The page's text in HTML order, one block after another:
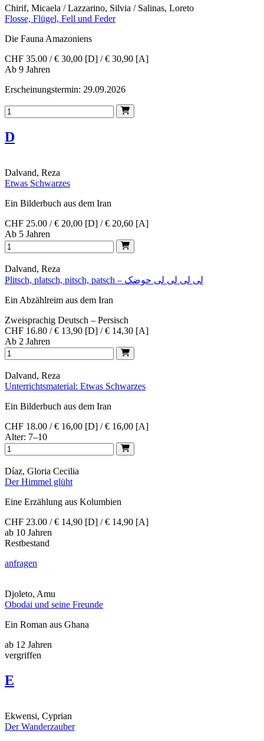
Chirif, Micaela / Lazzarino, Silvia / Salinas, Loreto
Flosse, Flügel, Fell und Feder
Die Fauna Amazoniens
CHF 35.00 / € 30,00 [D] / € 30,90 [A]
Ab 9 Jahren
Erscheinungstermin: 29.09.2026
D
Dalvand, Reza
Etwas Schwarzes
Ein Bilderbuch aus dem Iran
CHF 25.00 / € 20,00 [D] / € 20,60 [A]
Ab 5 Jahren
Dalvand, Reza
Plitsch, platsch, pitsch, patsch – لی لی لی لی حوضک
Ein Abzählreim aus dem Iran
Zweisprachig Deutsch – Persisch
CHF 16.80 / € 13,90 [D] / € 14,30 [A]
Ab 2 Jahren
Dalvand, Reza
Unterrichtsmaterial: Etwas Schwarzes
Ein Bilderbuch aus dem Iran
CHF 18.00 / € 16,00 [D] / € 16,00 [A]
Alter: 7–10
Díaz, Gloria Cecilia
Der Himmel glüht
Eine Erzählung aus Kolumbien
CHF 23.00 / € 14,90 [D] / € 14,90 [A]
ab 10 Jahren
Restbestand
anfragen
Djoleto, Amu
Obodai und seine Freunde
Ein Roman aus Ghana
ab 12 Jahren
vergriffen
E
Ekwensi, Cyprian
Der Wanderzauber